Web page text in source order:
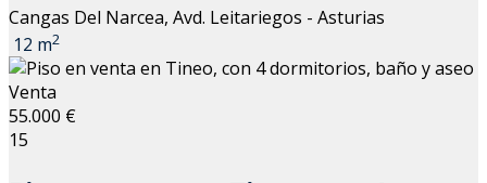
Cangas Del Narcea, Avd. Leitariegos - Asturias
12 m2
Venta
55.000 €
15